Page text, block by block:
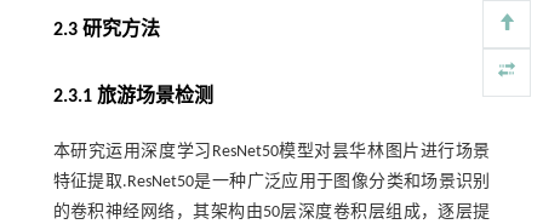
2.3 研究方法
2.3.1 旅游场景检测
本研究运用深度学习ResNet50模型对昙华林图片进行场景
特征提取.ResNet50是一种广泛应用于图像分类和场景识别
的卷积神经网络，其架构由50层深度卷积层组成，逐层提